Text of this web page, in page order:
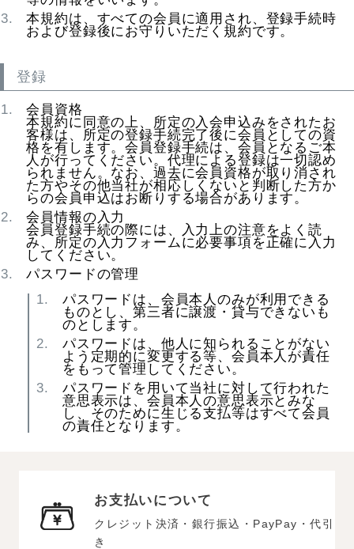
本規約は、すべての会員に適用され、登録手続時
および登録後にお守りいただく規約です。
登録
会員資格
本規約に同意の上、所定の入会申込みをされたお
客様は、所定の登録手続完了後に会員としての資
格を有します。会員登録手続は、会員となるご本
人が行ってください。代理による登録は一切認め
られません。なお、過去に会員資格が取り消され
た方やその他当社が相応しくないと判断した方か
らの会員申込はお断りする場合があります。
会員情報の入力
会員登録手続の際には、入力上の注意をよく読
み、所定の入力フォームに必要事項を正確に入力
してください。
パスワードの管理
パスワードは、会員本人のみが利用できる
ものとし、第三者に譲渡・貸与できないも
のとします。
パスワードは、他人に知られることがない
よう定期的に変更する等、会員本人が責任
をもって管理してください。
パスワードを用いて当社に対して行われた
意思表示は、会員本人の意思表示とみな
し、そのために生じる支払等はすべて会員
の責任となります。
お支払いについて
クレジット決済・銀行振込・PayPay・代引
き